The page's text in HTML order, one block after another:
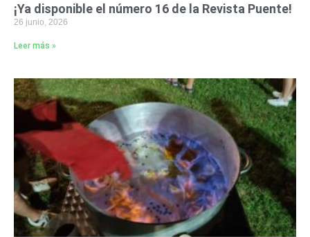
¡Ya disponible el número 16 de la Revista Puente!
26 junio, 2026
Leer más »